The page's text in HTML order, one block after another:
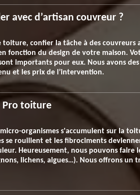
avec d’artisan couvreur ?
confier la tâche à des
fonction du design de votre maison.
importants pour eux. Nous avons
et les prix de l’intervention.
Pro toiture
organismes s'accumulent sur la
se rouillent et les fibrociments
Heureusement, nous pouvons
lichens, algues…). Nous offrons